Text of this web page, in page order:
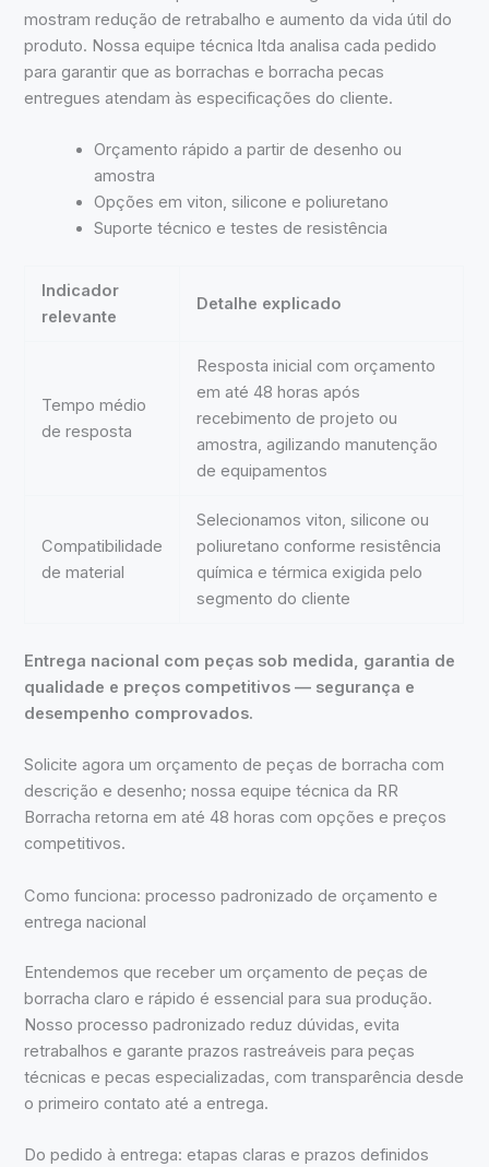
mostram redução de retrabalho e aumento da vida útil do
produto. Nossa equipe técnica ltda analisa cada pedido
para garantir que as borrachas e borracha pecas
entregues atendam às especificações do cliente.
Orçamento rápido a partir de desenho ou
amostra
Opções em viton, silicone e poliuretano
Suporte técnico e testes de resistência
Indicador
relevante
Detalhe explicado
Tempo médio
de resposta
Resposta inicial com orçamento
em até 48 horas após
recebimento de projeto ou
amostra, agilizando manutenção
de equipamentos
Compatibilidade
de material
Selecionamos viton, silicone ou
poliuretano conforme resistência
química e térmica exigida pelo
segmento do cliente
Entrega nacional com peças sob medida, garantia de
qualidade e preços competitivos — segurança e
desempenho comprovados.
Solicite agora um orçamento de peças de borracha com
descrição e desenho; nossa equipe técnica da RR
Borracha retorna em até 48 horas com opções e preços
competitivos.
Como funciona: processo padronizado de orçamento e
entrega nacional
Entendemos que receber um orçamento de peças de
borracha claro e rápido é essencial para sua produção.
Nosso processo padronizado reduz dúvidas, evita
retrabalhos e garante prazos rastreáveis para peças
técnicas e pecas especializadas, com transparência desde
o primeiro contato até a entrega.
Do pedido à entrega: etapas claras e prazos definidos